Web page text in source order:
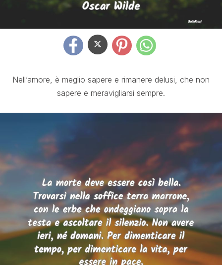
Nell’amore, è meglio sapere e rimanere delusi, che non
sapere e meravigliarsi sempre.